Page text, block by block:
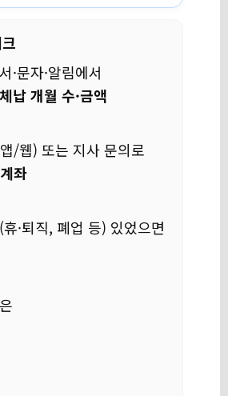
·문자·알림에서
납 개월 수·금액
/웹) 또는 지사 문의로
좌
·퇴직, 폐업 등) 있었으면